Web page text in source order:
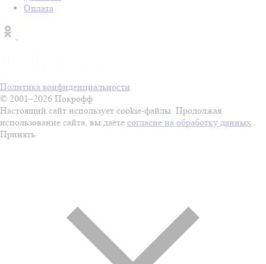
Оплата
Политика конфиденциальности
© 2001–2026 Покрофф
Настоящий сайт использует cookie-файлы. Продолжая
использование сайта, вы даёте согласие на обработку данных .
Принять